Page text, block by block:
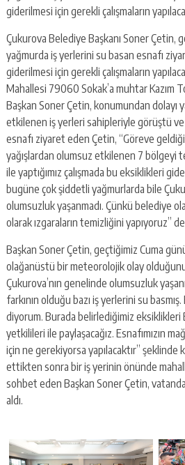
giderilmesi için gerekli çalışmaların
Çukurova Belediye Başkanı Soner Çetin,
yağmurda iş yerlerini su basan esnafı
giderilmesi için gerekli çalışmaların
Mahallesi 79060 Sokak’a muhtar Kazım
Başkan Soner Çetin, konumundan dolayı
etkilenen iş yerleri sahipleriyle görüştü
esnafı ziyaret eden Çetin, “Göreve
yağışlardan olumsuz etkilenen 7 bölgeyi
ile yaptığımız çalışmada bu eksiklikleri
bugüne çok şiddetli yağmurlarda bile
olumsuzluk yaşanmadı. Çünkü belediye
olarak ızgaraların temizliğini yapıyoruz”
Başkan Soner Çetin, geçtiğimiz Cuma
olağanüstü bir meteorolojik olay
Çukurova’nın genelinde olumsuzluk
farkının olduğu bazı iş yerlerini su
diyorum. Burada belirlediğimiz eksiklikleri
yetkilileri ile paylaşacağız. Esnafımızın
için ne gerekiyorsa yapılacaktır”
ettikten sonra bir iş yerinin önünde
sohbet eden Başkan Soner Çetin,
aldı.